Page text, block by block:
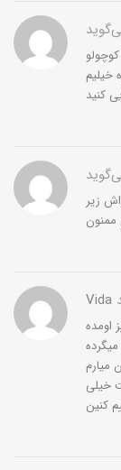
خیلیم
کنید
زیر
Vida
اومده
میارم
خیلی
کنین